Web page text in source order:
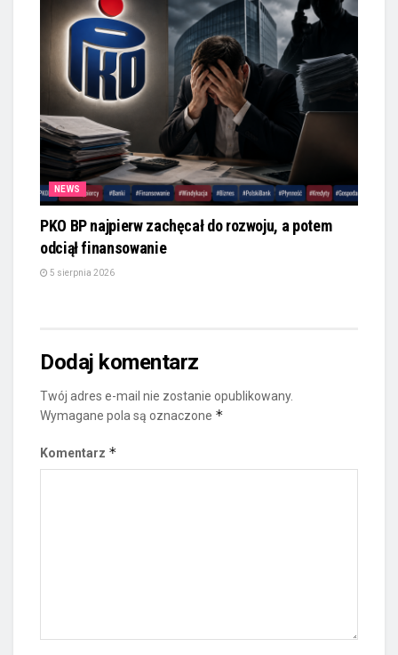
NEWS
PKO BP najpierw zachęcał do rozwoju, a potem
odciął finansowanie
5 sierpnia 2026
Dodaj komentarz
Twój adres e-mail nie zostanie opublikowany.
Wymagane pola są oznaczone *
Komentarz *